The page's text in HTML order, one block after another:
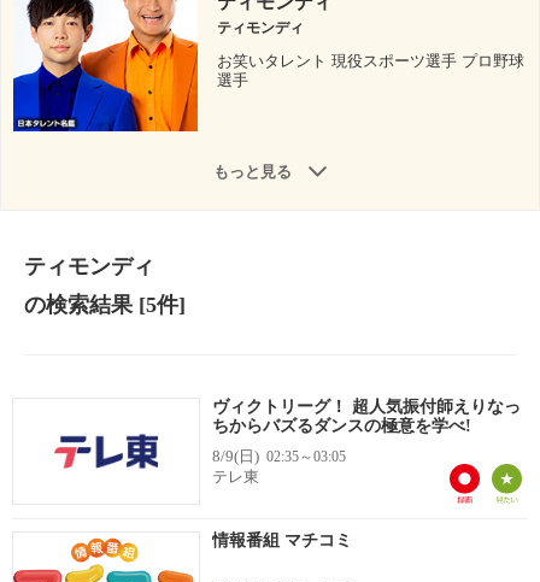
ティモンディ
お笑いタレント 現役スポーツ選手 プロ野球
選手
もっと見る
ティモンディ
の検索結果[5件]
ヴィクトリーグ！ 超人気振付師えりなっ
ちからバズるダンスの極意を学べ!
8/9(日) 02:35～03:05
テレ東
情報番組 マチコミ